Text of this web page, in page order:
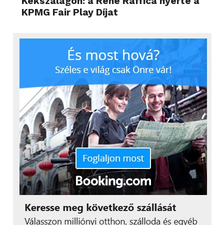
KPMG Fair Play Díjat